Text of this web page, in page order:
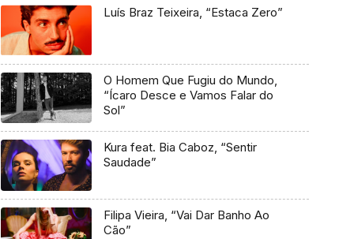
Luís Braz Teixeira, “Estaca Zero”
O Homem Que Fugiu do Mundo,
“Ícaro Desce e Vamos Falar do
Sol”
Kura feat. Bia Caboz, “Sentir
Saudade”
Filipa Vieira, “Vai Dar Banho Ao
Cão”